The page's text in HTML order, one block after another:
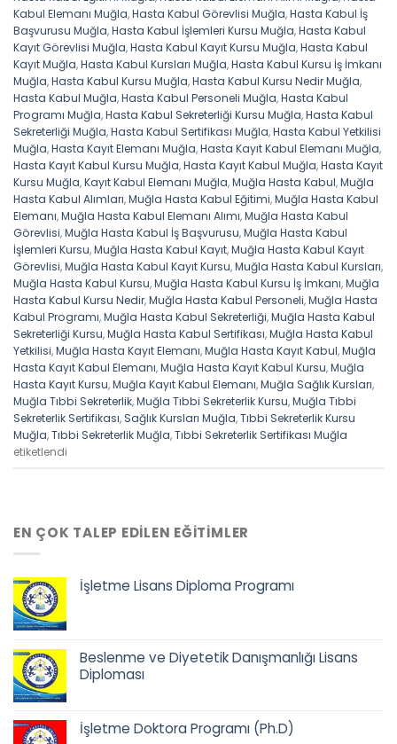
Kabul Elemanı Muğla,Hasta Kabul Görevlisi Muğla,Hasta Kabul İş
Başvurusu Muğla,Hasta Kabul İşlemleri Kursu Muğla,Hasta Kabul
Kayıt Görevlisi Muğla,Hasta Kabul Kayıt Kursu Muğla,Hasta Kabul
Kayıt Muğla,Hasta Kabul Kursları Muğla,Hasta Kabul Kursu İş İmkanı
Muğla,Hasta Kabul Kursu Muğla,Hasta Kabul Kursu Nedir Muğla,
Hasta Kabul Muğla,Hasta Kabul Personeli Muğla,Hasta Kabul
Programı Muğla,Hasta Kabul Sekreterliği Kursu Muğla,Hasta Kabul
Sekreterliği Muğla,Hasta Kabul Sertifikası Muğla,Hasta Kabul Yetkilisi
Muğla,Hasta Kayıt Elemanı Muğla,Hasta Kayıt Kabul Elemanı Muğla,
Hasta Kayıt Kabul Kursu Muğla,Hasta Kayıt Kabul Muğla,Hasta Kayıt
Kursu Muğla,Kayıt Kabul Elemanı Muğla,Muğla Hasta Kabul,Muğla
Hasta Kabul Alımları,Muğla Hasta Kabul Eğitimi,Muğla Hasta Kabul
Elemanı,Muğla Hasta Kabul Elemanı Alımı,Muğla Hasta Kabul
Görevlisi,Muğla Hasta Kabul İş Başvurusu,Muğla Hasta Kabul
İşlemleri Kursu,Muğla Hasta Kabul Kayıt,Muğla Hasta Kabul Kayıt
Görevlisi,Muğla Hasta Kabul Kayıt Kursu,Muğla Hasta Kabul Kursları,
Muğla Hasta Kabul Kursu,Muğla Hasta Kabul Kursu İş İmkanı,Muğla
Hasta Kabul Kursu Nedir,Muğla Hasta Kabul Personeli,Muğla Hasta
Kabul Programı,Muğla Hasta Kabul Sekreterliği,Muğla Hasta Kabul
Sekreterliği Kursu,Muğla Hasta Kabul Sertifikası,Muğla Hasta Kabul
Yetkilisi,Muğla Hasta Kayıt Elemanı,Muğla Hasta Kayıt Kabul,Muğla
Hasta Kayıt Kabul Elemanı,Muğla Hasta Kayıt Kabul Kursu,Muğla
Hasta Kayıt Kursu,Muğla Kayıt Kabul Elemanı,Muğla Sağlık Kursları,
Muğla Tıbbi Sekreterlik,Muğla Tıbbi Sekreterlik Kursu,Muğla Tıbbi
Sekreterlik Sertifikası,Sağlık Kursları Muğla,Tıbbi Sekreterlik Kursu
Muğla,Tıbbi Sekreterlik Muğla,Tıbbi Sekreterlik Sertifikası Muğla
etiketlendi
EN ÇOK TALEP EDILEN EĞITIMLER
İşletme Lisans Diploma Programı
52.900,00 ₺.
Beslenme ve Diyetetik Danışmanlığı Lisans
Diploması
68.500,00 ₺.
fiyat:
İşletme Doktora Programı (Ph.D)